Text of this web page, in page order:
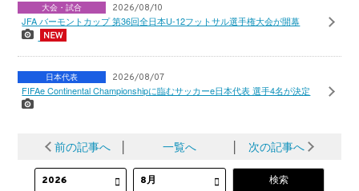
大会・試合 2026/08/10
JFA バーモントカップ 第36回全日本U-12フットサル選手権大会が開幕
日本代表 2026/08/07
FIFAe Continental Championshipに臨むサッカーe日本代表 選手4名が決定
前の記事へ │ 一覧へ │ 次の記事へ